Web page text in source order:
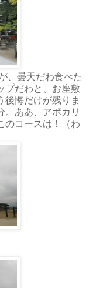
、曇天だわ食べた
プだわと、お座敷
後悔だけが残りま
。ああ、アポカリ
のコースは！（わ